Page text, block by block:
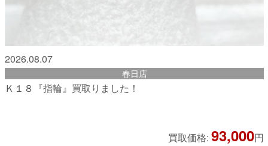
2026.08.07
春日店
Ｋ１８『指輪』買取りました！
買取価格: 93,000円